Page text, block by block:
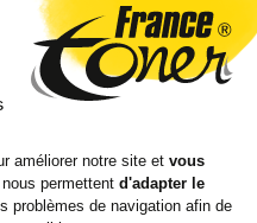
équivalent à
MAGENTA (rouge) -
Voir le produit